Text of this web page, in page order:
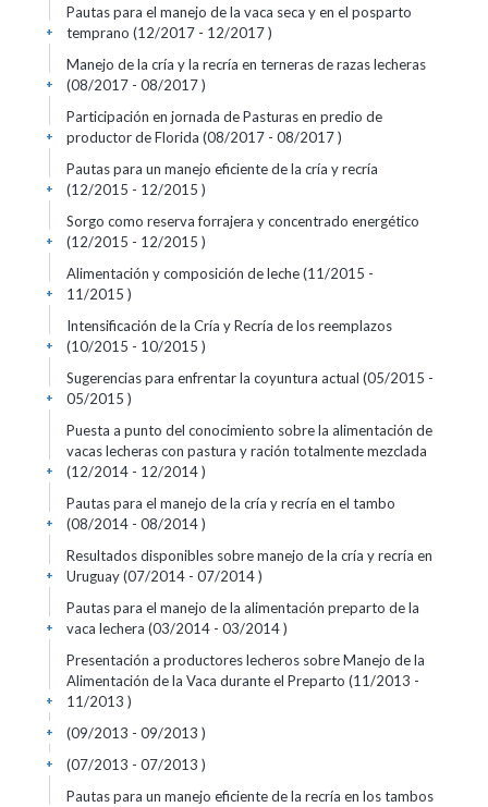
Pautas para el manejo de la vaca seca y en el posparto
temprano (12/2017 - 12/2017 )
+
Manejo de la cría y la recría en terneras de razas lecheras
(08/2017 - 08/2017 )
+
Participación en jornada de Pasturas en predio de
productor de Florida (08/2017 - 08/2017 )
+
Pautas para un manejo eficiente de la cría y recría
(12/2015 - 12/2015 )
+
Sorgo como reserva forrajera y concentrado energético
(12/2015 - 12/2015 )
+
Alimentación y composición de leche (11/2015 -
11/2015 )
+
Intensificación de la Cría y Recría de los reemplazos
(10/2015 - 10/2015 )
+
Sugerencias para enfrentar la coyuntura actual (05/2015 -
05/2015 )
+
Puesta a punto del conocimiento sobre la alimentación de
vacas lecheras con pastura y ración totalmente mezclada
(12/2014 - 12/2014 )
+
Pautas para el manejo de la cría y recría en el tambo
(08/2014 - 08/2014 )
+
Resultados disponibles sobre manejo de la cría y recría en
Uruguay (07/2014 - 07/2014 )
+
Pautas para el manejo de la alimentación preparto de la
vaca lechera (03/2014 - 03/2014 )
+
Presentación a productores lecheros sobre Manejo de la
Alimentación de la Vaca durante el Preparto (11/2013 -
11/2013 )
+
(09/2013 - 09/2013 )
+
(07/2013 - 07/2013 )
+
Pautas para un manejo eficiente de la recría en los tambos